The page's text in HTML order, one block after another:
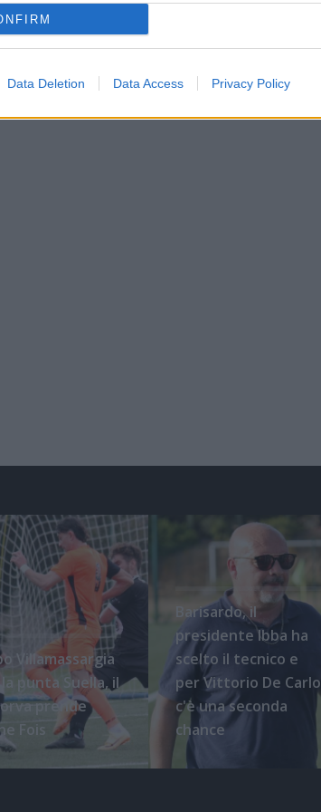
Data Deletion Data Access Privacy Policy
Villamassargia
punta Suella, il
prende
Fois
Barisardo, il
presidente Ibba ha
scelto il tecnico e
per Vittorio De Carlo
c'è una seconda
chance